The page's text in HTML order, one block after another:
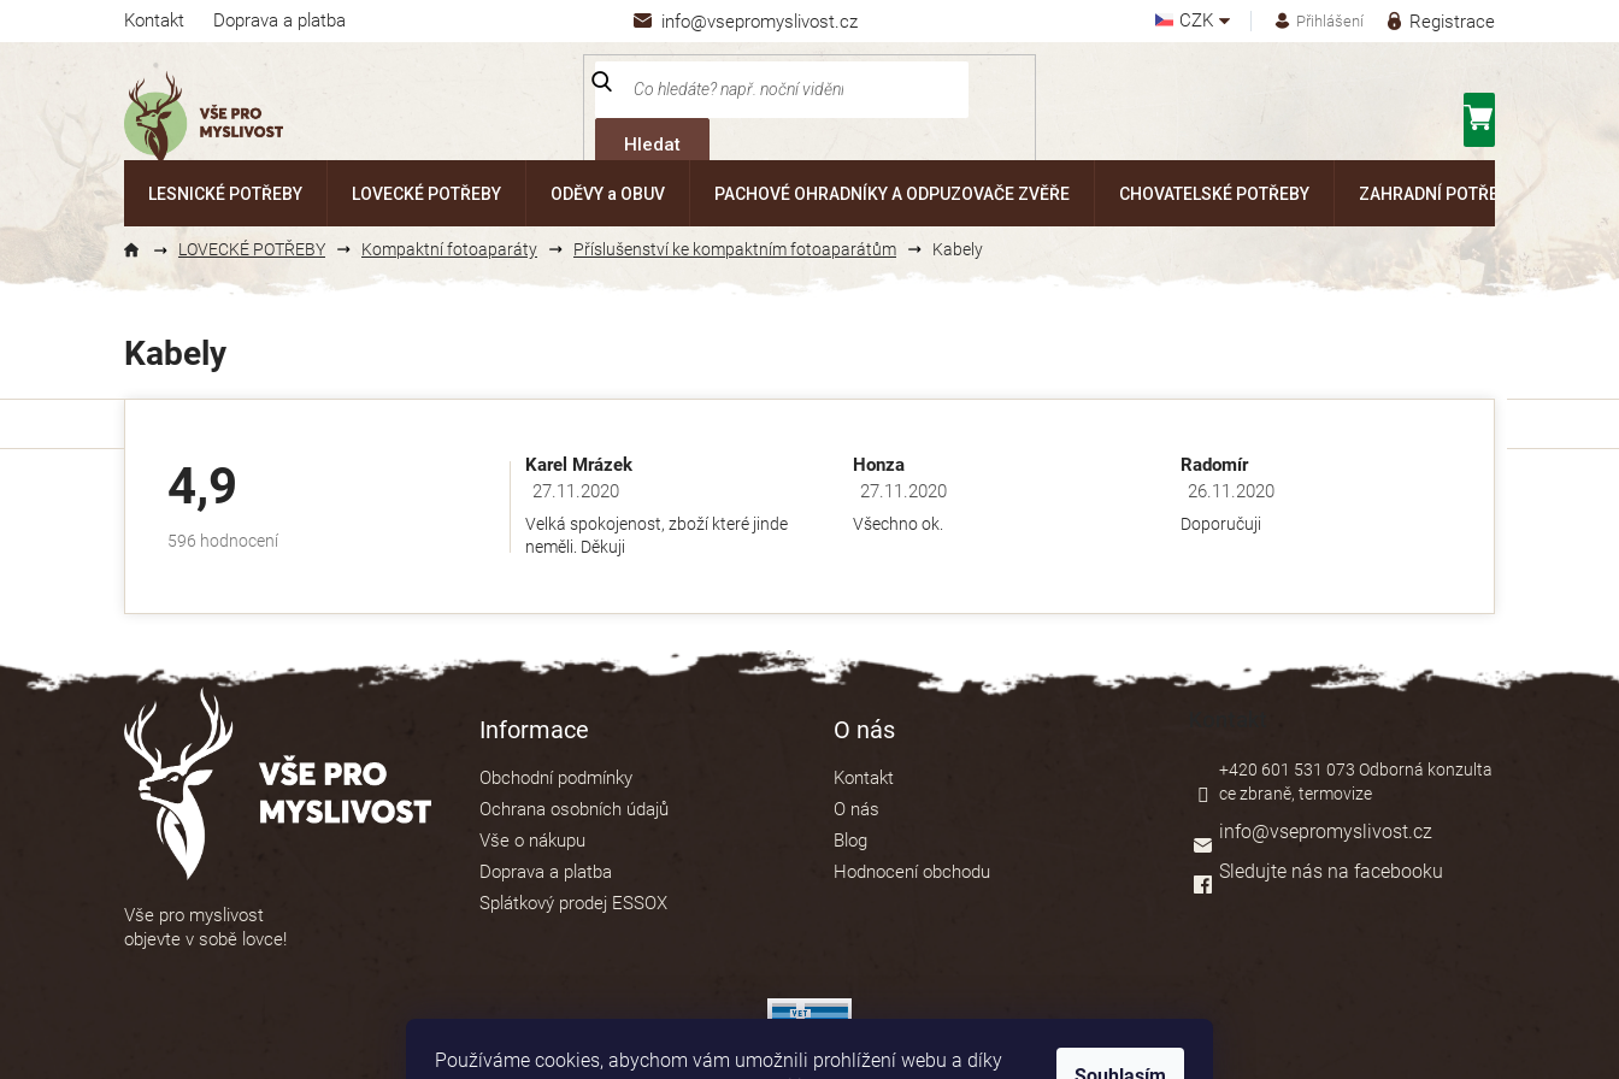
Používáme cookies, abychom vám umožnili prohlížení webu a díky
info@vsepromyslivost.cz
Kontakt Doprava a platba CZK Registrace
Přihlášení
Hledat
LESNICKÉ POTŘEBY LOVECKÉ POTŘEBY ODĚVY a OBUV PACHOVÉ OHRADNÍKY A ODPUZOVAČE ZVĚŘE CHOVATELSKÉ POTŘEBY ZAHRADNÍ POTŘEBY
LOVECKÉ POTŘEBY Kompaktní fotoaparáty Příslušenství ke kompaktním fotoaparátům Kabely
Kabely
4,9
Průměrné
5
hvězdiček.
596 hodnocení
Karel Mrázek
Hodnocení obchodu je 5 z 5 hvězdiček.
27.11.2020
Velká spokojenost, zboží které jinde
neměli. Děkuji
Honza
Hodnocení obchodu je 5 z 5 hvězdiček.
27.11.2020
Všechno ok.
Radomír
Hodnocení obchodu je 5 z 5 hvězdiček.
26.11.2020
Doporučuji
Vše pro myslivost
objevte v sobě lovce!
Informace
Obchodní podmínky
Ochrana osobních údajů
Vše o nákupu
Doprava a platba
Splátkový prodej ESSOX
O nás
Kontakt
O nás
Blog
Hodnocení obchodu
info@vsepromyslivost.cz
+420 601 531 073 Odborná konzulta
ce zbraně, termovize
Sledujte nás na facebooku